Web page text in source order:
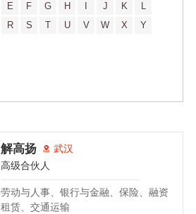
E F G H J K
R S T U V W X
Y
解高扬
武汉
高级合伙人
劳动与人事、银行与金融、保险、融资
租赁、交通运输